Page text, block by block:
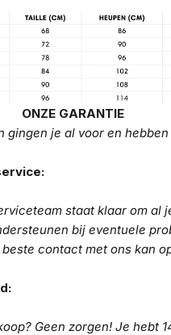
ONZE GARANTIE
gingen je al voor en
staat klaar om al
bij eventuele
contact met ons kan
Geen zorgen! Je hebt